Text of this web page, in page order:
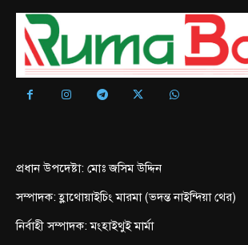
প্রধান উপদেষ্টা: মোঃ জসিম উদ্দিন
সম্পাদক: হ্লাথোয়াইচিং মারমা (ভদন্ত নাইন্দিয়া থের)
নির্বাহী সম্পাদক: মংহাইথুই মার্মা